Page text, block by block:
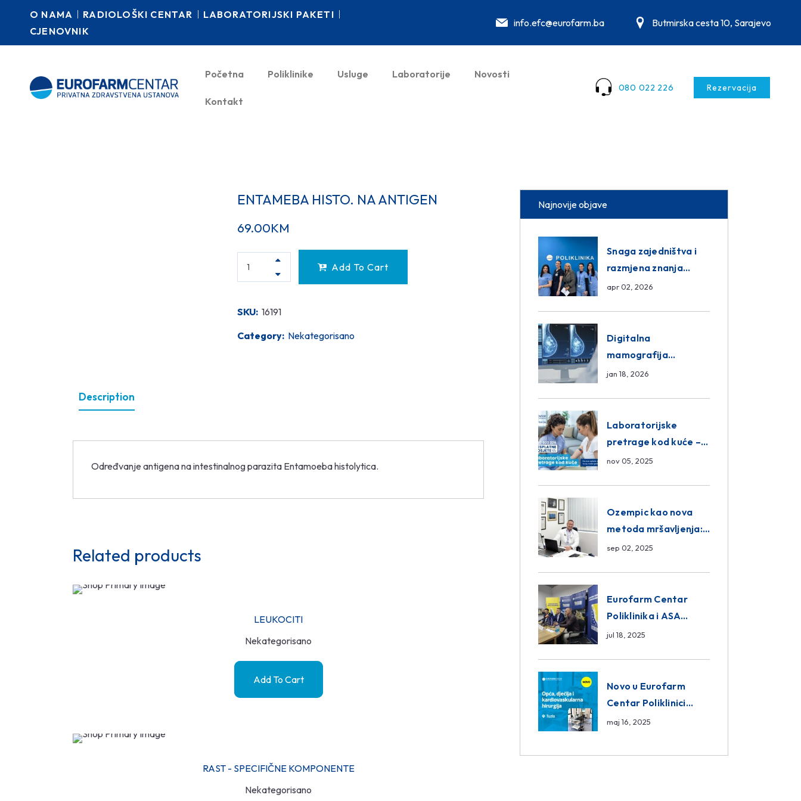
O NAMA RADIOLOŠKI CENTAR
LABORATORIJSKI PAKETI
CJENOVNIK
info.efc@eurofarm.ba Butmirska cesta 10, Sarajevo
Početna Poliklinike Usluge Laboratorije Novosti
Kontakt
080 022 226 Rezervacija
ENTAMEBA HISTO. NA ANTIGEN
69.00KM
Add To Cart
SKU: 16191
Category: Nekategorisano
Description
Određvanje antigena na intestinalnog parazita Entamoeba histolytica.
Related products
LEUKOCITI
Nekategorisano
Add To Cart
RAST - SPECIFIČNE KOMPONENTE
Nekategorisano
Najnovije objave
Snaga zajedništva i
razmjena znanja
unutar ASA Medical
apr 02, 2026
Digitalna
mamografija
Sarajevo – Pregled
jan 18, 2026
Laboratorijske
pretrage kod kuće –
novo u Eurofam
nov 05, 2025
Ozempic kao nova
metoda mršavljenja:
da ili ne?
sep 02, 2025
Eurofarm Centar
Poliklinika i ASA
CENTRAL osiguranje
BiH
jul 18, 2025
Novo u Eurofarm
Centar Poliklinici
Tuzla – opća, dječija i
hirurgija
maj 16, 2025